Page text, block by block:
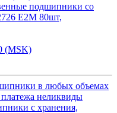
подшипники со
Е2М 80шт,
(MSK)